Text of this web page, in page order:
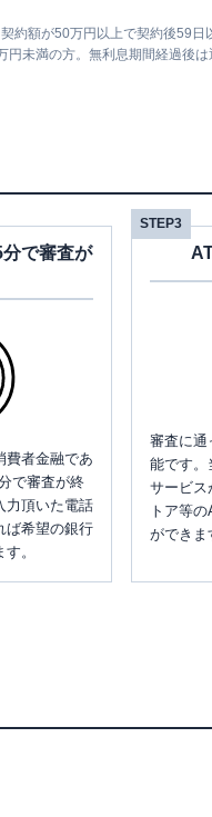
約額が50万円以上で契約後59日
未満の方。無利息期間経過後
で審査が
費者金融であ
で審査が終
力頂いた電話
ば希望の銀行
。
STEP3
審査に通
能です。
サービス
トア等
ができま